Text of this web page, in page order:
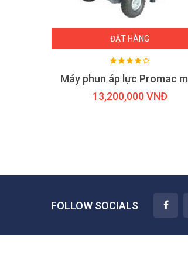
ĐẶT HÀNG
13,200,000 VNĐ
FOLLOW SOCIALS